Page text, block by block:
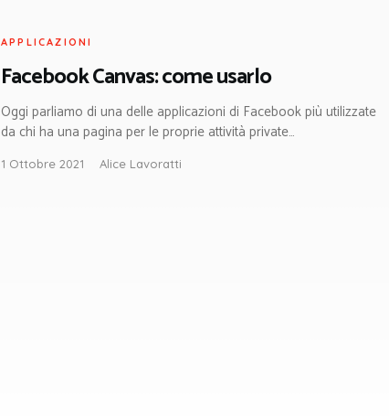
APPLICAZIONI
Facebook Canvas: come usarlo
Oggi parliamo di una delle applicazioni di Facebook più utilizzate
da chi ha una pagina per le proprie attività private…
1 Ottobre 2021 Alice Lavoratti